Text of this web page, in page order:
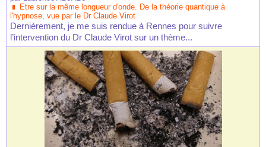
Etre sur la même longueur d'onde. De la théorie quantique à
l'hypnose, vue par le Dr Claude Virot
Dernièrement, je me suis rendue à Rennes pour suivre
l’intervention du Dr Claude Virot sur un thème...